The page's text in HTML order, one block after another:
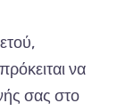
να
σας στο